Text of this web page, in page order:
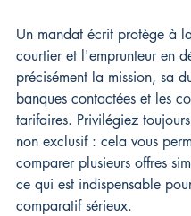
Un mandat écrit protège à
courtier et l'emprunteur en
précisément la mission, sa
banques contactées et les
tarifaires. Privilégiez
non exclusif : cela vous
comparer plusieurs offres
ce qui est indispensable
comparatif sérieux.